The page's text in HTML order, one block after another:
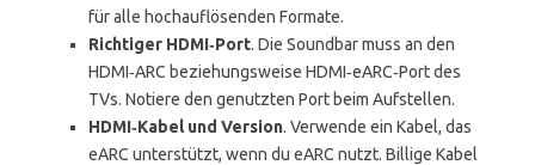
für alle hochauflösenden Formate.
Richtiger HDMI‑Port. Die Soundbar muss an den
HDMI‑ARC beziehungsweise HDMI‑eARC‑Port des
TVs. Notiere den genutzten Port beim Aufstellen.
HDMI‑Kabel und Version. Verwende ein Kabel, das
eARC unterstützt, wenn du eARC nutzt. Billige Kabel